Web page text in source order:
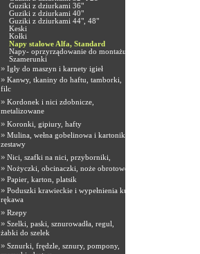
Guziki z dziurkami 36"
Guziki z dziurkami 40"
Guziki z dziurkami 44", 48"
Keski
Kołki
Napy stalowe Alfa, Standard
Napy- oprzyrządowanie do montażu
Szamerunki
» Igły do maszyn i karnety igieł
» Kanwy, tkaniny do haftu, tamborki,
filc
» Kordonek i nici zdobnicze,
metalizowane
» Koronki, gipiury, hafty
» Mulina, wełna gobelinowa i kartoniki,
zestawy
» Nici, szafki na nici, przyborniki,
» Nożyczki, obcinaczki, noże obrotowe
» Papier, karton, platsik
» Poduszki krawieckie i wypełnienia kuli
rękawa
» Rzepy
» Szelki, paski, sznurowadła, regul,
żabki do szelek
» Sznurki, frędzle, sznury, pompony,